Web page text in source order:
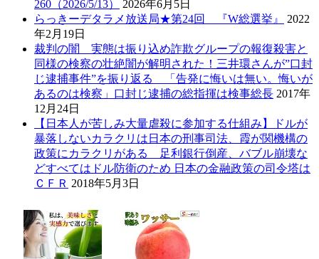
260（2026/5/13）
2026年6月5日
らっきーデタラメ放送局★第24回 『W総選挙』
2022
年2月19日
裁判の闇 実態は振り込め詐欺グループの報復殺害と
同様の検察の壮絶闇が解明された！三井環さんが”口封
じ逮捕事件”を振り返る 「告発に悔いは無い。悔いが
あるのは検察」口封じ逮捕の総指揮は検事総長 2017年
12月24日
【日本人が苦しみ大量虐殺に参加する仕組み】ドルが
暴落しないカラクリは日本の刑事司法、霞が関機構の
政策にカラクリがある 足利銀行倒産、バブル崩壊な
どすべてはドル防衛のため 日本の金融政策の司令塔は
ＣＦＲ 2018年5月3日